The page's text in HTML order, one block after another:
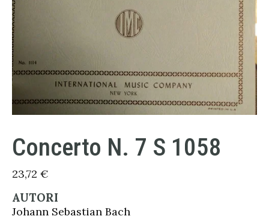
Concerto N. 7 S 1058
23,72 €
AUTORI
Johann Sebastian Bach